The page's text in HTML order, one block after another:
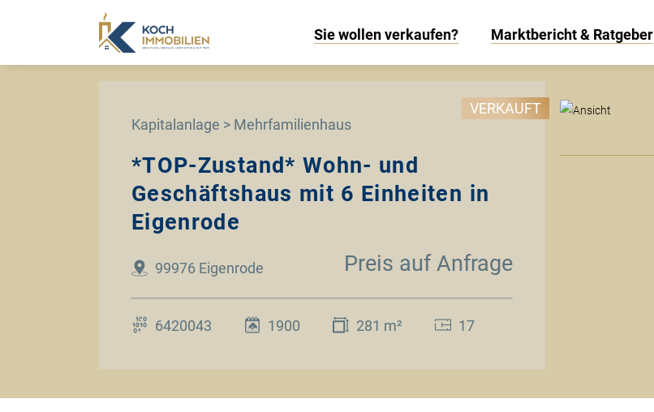
Sie wollen verkaufen? Marktbericht & Ratgeber
Kapitalanlage > Mehrfamilienhaus
VERKAUFT
*TOP-Zustand* Wohn- und
Geschäftshaus mit 6 Einheiten in
Eigenrode
99976 Eigenrode Preis auf Anfrage
6420043 1900 281 m² 17